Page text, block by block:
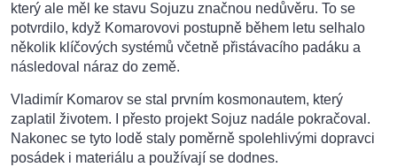
který ale měl ke stavu Sojuzu značnou nedůvěru. To se
potvrdilo, když Komarovovi postupně během letu selhalo
několik klíčových systémů včetně přistávacího padáku a
následoval náraz do země.
Vladimír Komarov se stal prvním kosmonautem, který
zaplatil životem. I přesto projekt Sojuz nadále pokračoval.
Nakonec se tyto lodě staly poměrně spolehlivými dopravci
posádek i materiálu a používají se dodnes.